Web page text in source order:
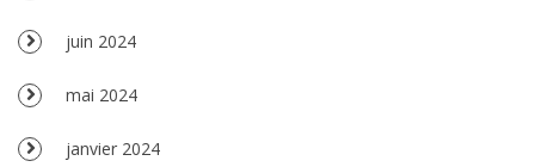
juin 2024
mai 2024
janvier 2024